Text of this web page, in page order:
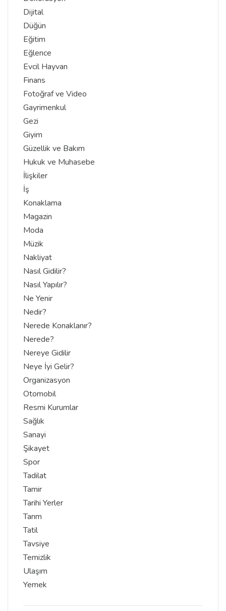
Dijital
Düğün
Eğitim
Eğlence
Evcil Hayvan
Finans
Fotoğraf ve Video
Gayrimenkul
Gezi
Giyim
Güzellik ve Bakım
Hukuk ve Muhasebe
İlişkiler
İş
Konaklama
Magazin
Moda
Müzik
Nakliyat
Nasıl Gidilir?
Nasıl Yapılır?
Ne Yenir
Nedir?
Nerede Konaklanır?
Nerede?
Nereye Gidilir
Neye İyi Gelir?
Organizasyon
Otomobil
Resmi Kurumlar
Sağlık
Sanayi
Şikayet
Spor
Tadilat
Tamir
Tarihi Yerler
Tarım
Tatil
Tavsiye
Temizlik
Ulaşım
Yemek